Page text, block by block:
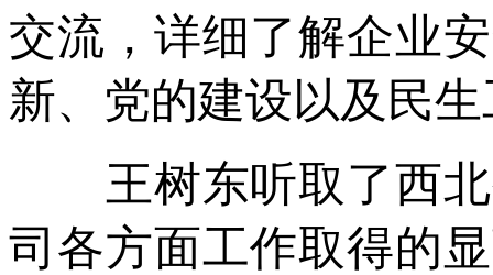
交流，详细了解企业
新、党的建设以及民
王树东听取了西北
司各方面工作取得的